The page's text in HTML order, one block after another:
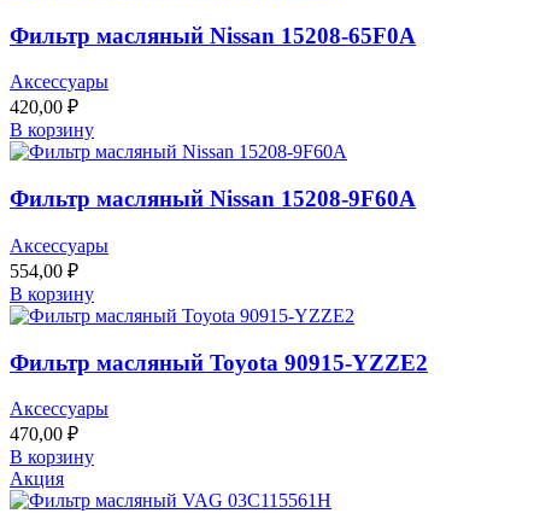
Фильтр масляный Nissan 15208-65F0A
Аксессуары
420,00 ₽
В корзину
Фильтр масляный Nissan 15208-9F60A
Аксессуары
554,00 ₽
В корзину
Фильтр масляный Toyota 90915-YZZE2
Аксессуары
470,00 ₽
В корзину
Акция